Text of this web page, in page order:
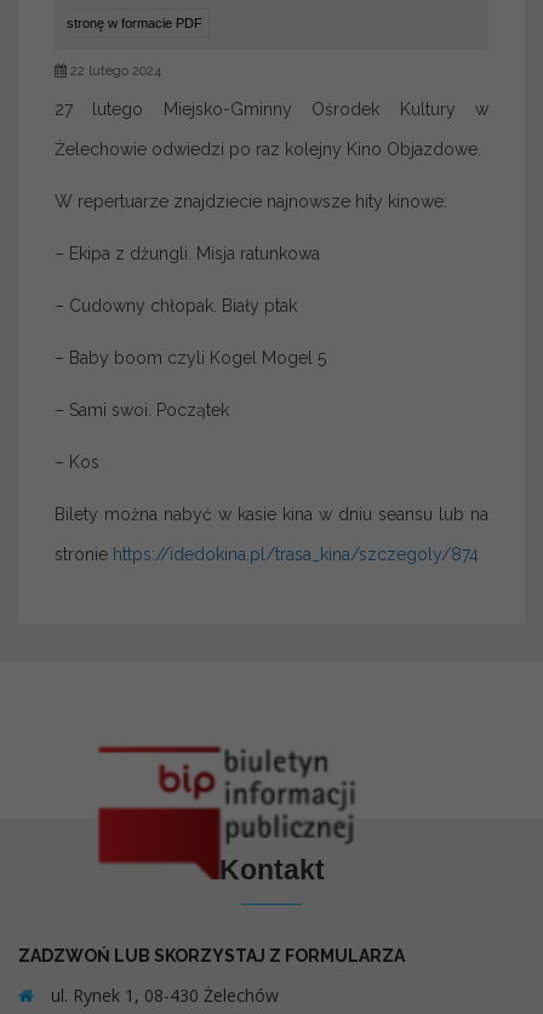
stronę w formacie PDF
22 lutego 2024
27 lutego Miejsko-Gminny Ośrodek Kultury w
Żelechowie odwiedzi po raz kolejny Kino Objazdowe.
W repertuarze znajdziecie najnowsze hity kinowe:
– Ekipa z dżungli. Misja ratunkowa
– Cudowny chłopak. Biały ptak
– Baby boom czyli Kogel Mogel 5
– Sami swoi. Początek
– Kos
Bilety można nabyć w kasie kina w dniu seansu lub na
stronie https://idedokina.pl/trasa_kina/szczegoly/874
Kontakt
ZADZWOŃ LUB SKORZYSTAJ Z FORMULARZA
ul. Rynek 1, 08-430 Żelechów